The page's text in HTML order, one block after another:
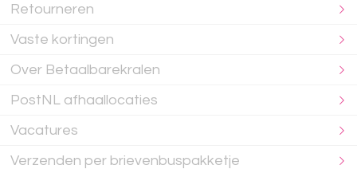
Retourneren
Vaste kortingen
Over Betaalbarekralen
PostNL afhaallocaties
Vacatures
Verzenden per brievenbuspakketje